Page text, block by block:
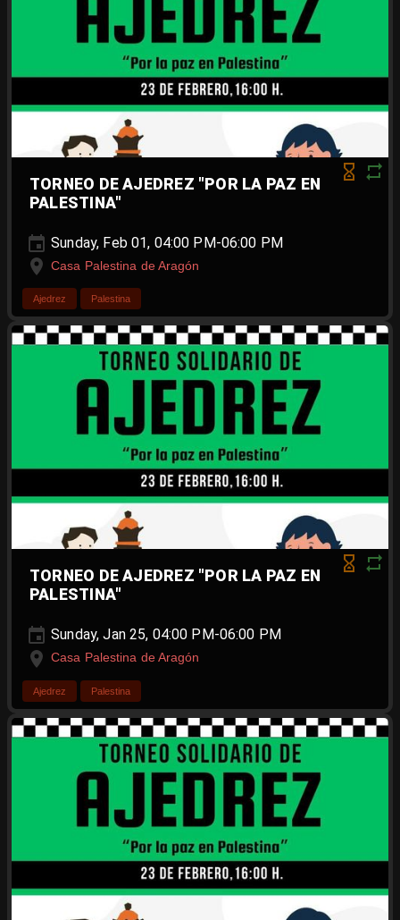
TORNEO DE AJEDREZ "POR LA PAZ EN
PALESTINA"
Sunday, Feb 01, 04:00 PM-06:00 PM
Casa Palestina de Aragón
Ajedrez Palestina
TORNEO DE AJEDREZ "POR LA PAZ EN
PALESTINA"
Sunday, Jan 25, 04:00 PM-06:00 PM
Casa Palestina de Aragón
Ajedrez Palestina